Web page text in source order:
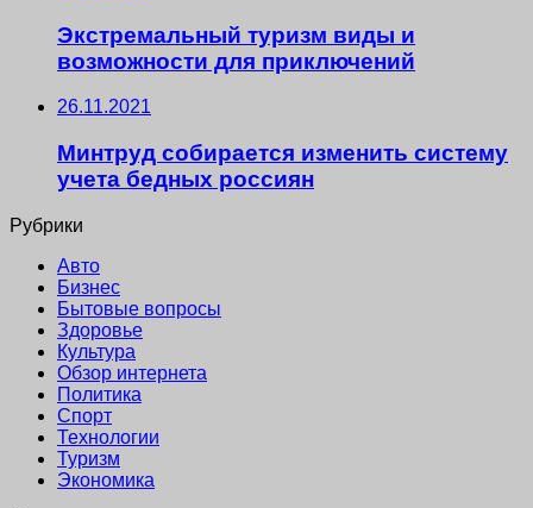
Экстремальный туризм виды и
возможности для приключений
26.11.2021
Минтруд собирается изменить систему
учета бедных россиян
Рубрики
Авто
Бизнес
Бытовые вопросы
Здоровье
Культура
Обзор интернета
Политика
Спорт
Технологии
Туризм
Экономика